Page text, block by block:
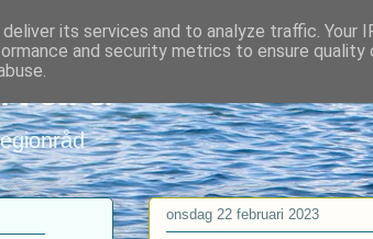
onsdag 22 februari 2023
its services and to analyze traffic. Your
and security metrics to ensure quality